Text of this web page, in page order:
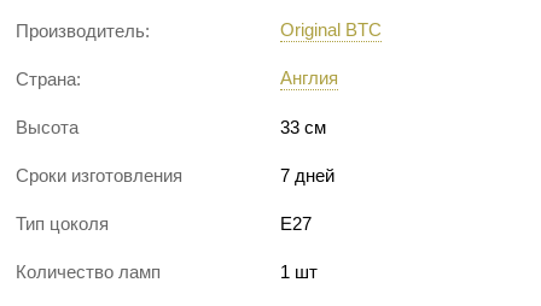
Производитель: Original BTC
Страна: Англия
Высота 33 см
Сроки изготовления 7 дней
Тип цоколя E27
Количество ламп 1 шт